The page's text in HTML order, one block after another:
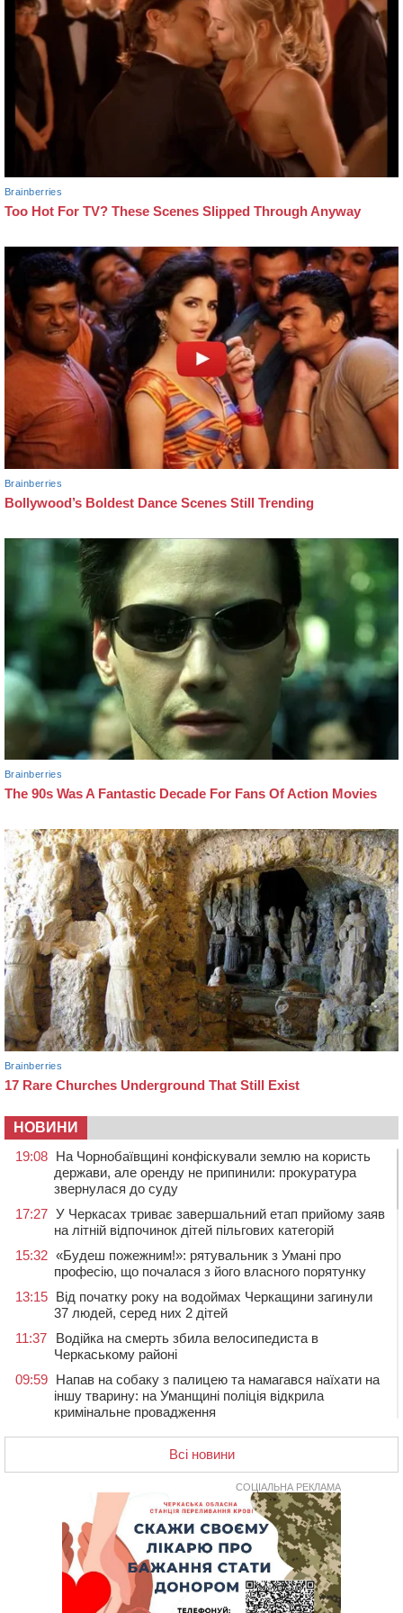
НОВИНИ
19:08 На Чорнобаївщині конфіскували землю на користь
держави, але оренду не припинили: прокуратура
звернулася до суду
17:27 У Черкасах триває завершальний етап прийому заяв
на літній відпочинок дітей пільгових категорій
15:32 «Будеш пожежним!»: рятувальник з Умані про
професію, що почалася з його власного порятунку
13:15 Від початку року на водоймах Черкащини загинули
37 людей, серед них 2 дітей
11:37
Водійка на смерть збила велосипедиста в
Черкаському районі
09:59 Напав на собаку з палицею та намагався наїхати на
іншу тварину: на Уманщині поліція відкрила
кримінальне провадження
08:44 Безкоштовне харчування, укриття та STEM: Черкаси
готують освітню галузь до нового навчального року
Черкаські вершники здобули нагороди української
першості
На Уманщині експосадовицю відділу освіти
судитимуть через завдані бюджету збитки
У Єрках прощатимуться з полеглим на Курщині
стрільцем ДШВ
Всі новини
СОЦІАЛЬНА РЕКЛАМА